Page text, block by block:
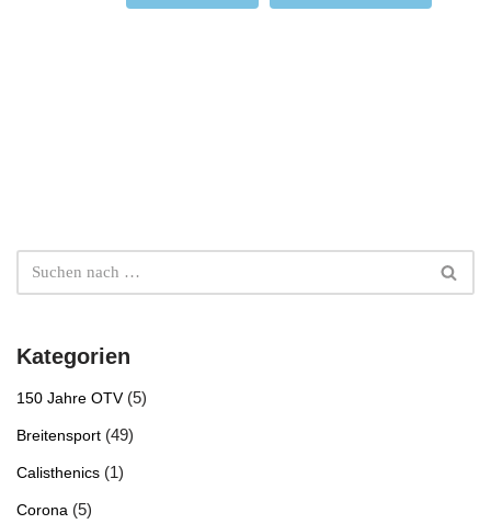
Kategorien
150 Jahre OTV(5)
Breitensport (49)
Calisthenics (1)
Corona (5)